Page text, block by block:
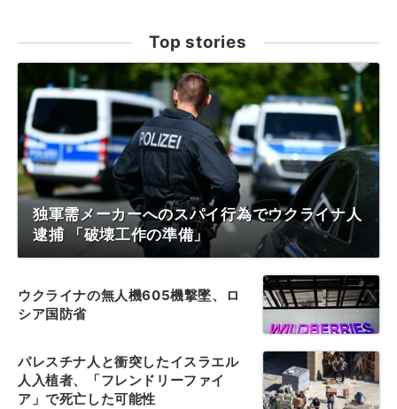
Top stories
独軍需メーカーへのスパイ行為でウクライナ人
逮捕 「破壊工作の準備」
ウクライナの無人機605機撃墜、ロ
シア国防省
パレスチナ人と衝突したイスラエル
人入植者、「フレンドリーファイ
ア」で死亡した可能性